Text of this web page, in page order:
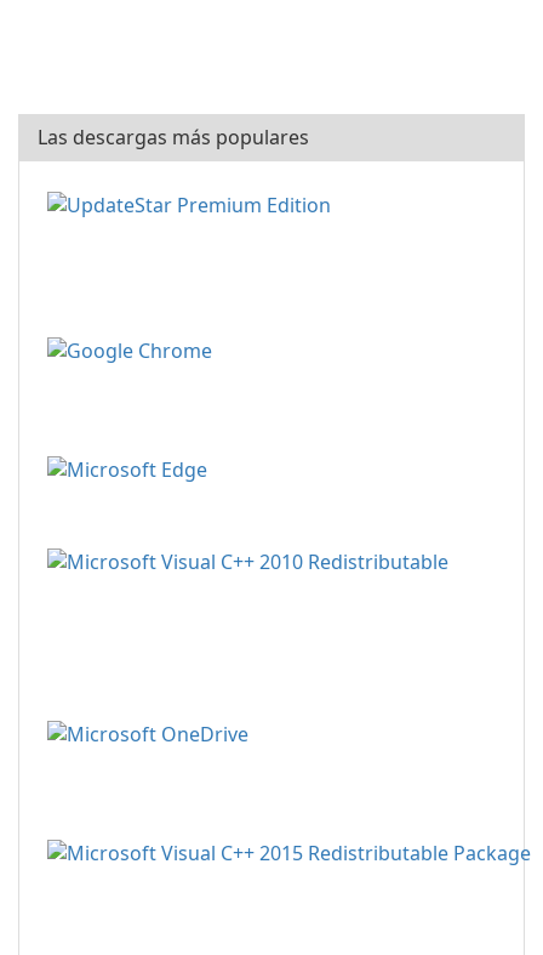
Las descargas más populares